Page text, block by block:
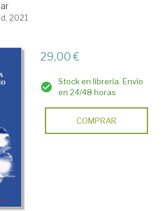
2021
29,00 €
Stock en librería. Envío
en 24/48 horas
COMPRAR